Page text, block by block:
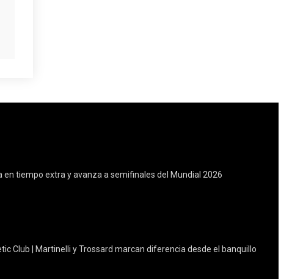
tiempo extra y avanza a semifinales del Mundial 2026
Club | Martinelli y Trossard marcan diferencia desde el banquillo